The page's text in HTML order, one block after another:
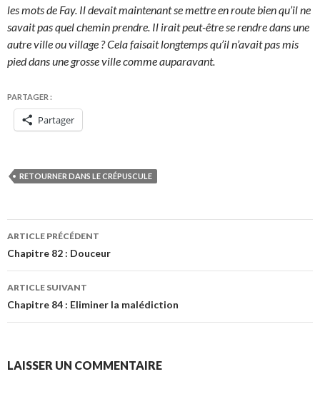
les mots de Fay. Il devait maintenant se mettre en route bien qu’il ne
savait pas quel chemin prendre. Il irait peut-être se rendre dans une
autre ville ou village ? Cela faisait longtemps qu’il n’avait pas mis
pied dans une grosse ville comme auparavant.
PARTAGER :
Partager
RETOURNER DANS LE CRÉPUSCULE
Navigation
des
articles
ARTICLE PRÉCÉDENT
Chapitre 82 : Douceur
ARTICLE SUIVANT
Chapitre 84 : Eliminer la malédiction
LAISSER UN COMMENTAIRE